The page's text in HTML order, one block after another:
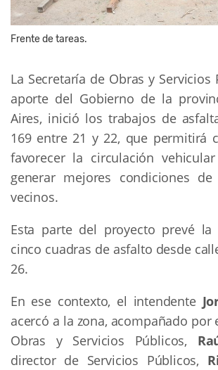
Frente de tareas.
La Secretaría de Obras y Servicios
aporte del Gobierno de la
Aires, inició los trabajos de
169 entre 21 y 22, que permitirá
favorecer la circulación
generar mejores condiciones
vecinos.
Esta parte del proyecto prevé la
cinco cuadras de asfalto desde
26.
En ese contexto, el intendente
acercó a la zona, acompañado por
Obras y Servicios Públicos,
director de Servicios Públicos,